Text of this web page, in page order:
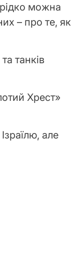
можна
– про те, як
танків
Хрест»
але